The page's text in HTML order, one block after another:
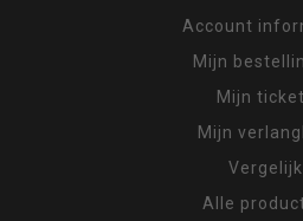
Account
Mijn
Mijn
Mijn
Vergelijk
Alle